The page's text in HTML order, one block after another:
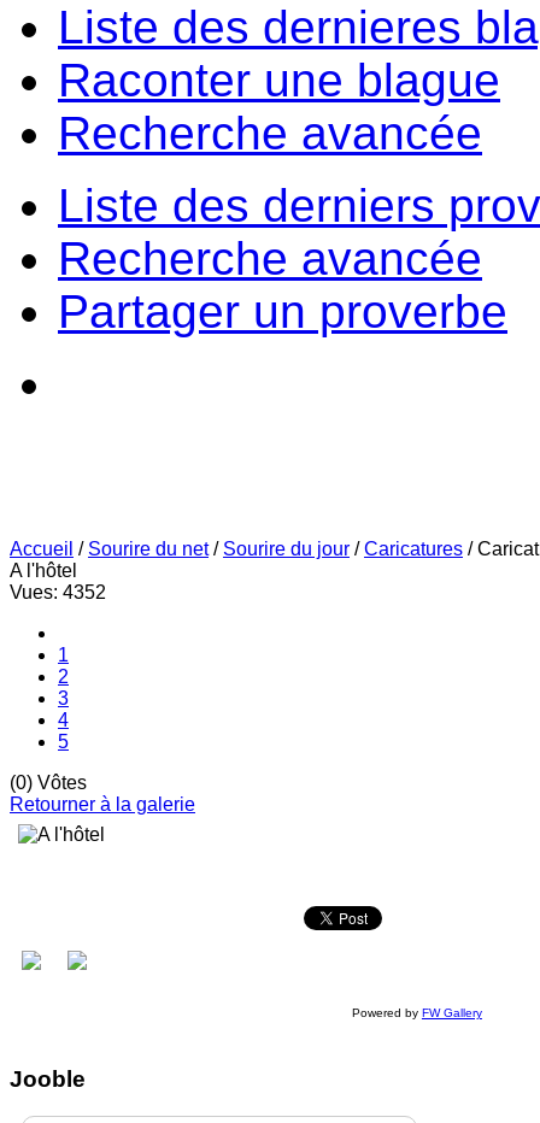
Liste des dernieres
Raconter une blague
Recherche avancée
Liste des derniers
Recherche avancée
Partager un proverbe
Accueil / Sourire du net / Sourire du jour /Caricatures /
A l'hôtel
Vues: 4352
1
2
3
4
5
(0) Vôtes
Retourner à la galerie
Powered by FW Gallery
Jooble